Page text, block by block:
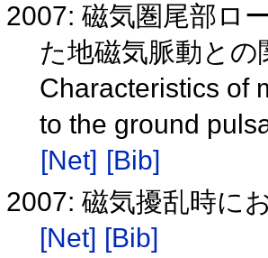
2007: 磁気圏尾部ロ
た地磁気脈動と
Characteristics of
to the ground
[Net] [Bib]
2007: 磁気擾乱時に
[Net] [Bib]